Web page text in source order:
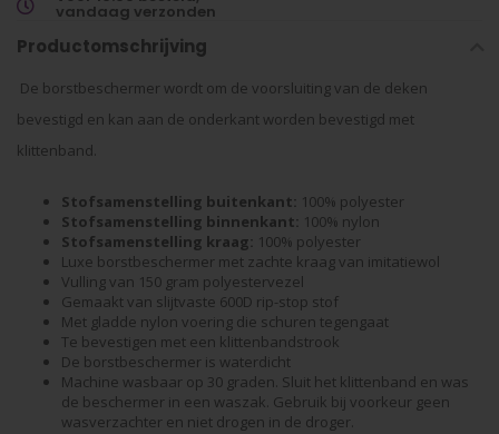
vandaag verzonden
Productomschrijving
De borstbeschermer wordt om de voorsluiting van de deken
bevestigd en kan aan de onderkant worden bevestigd met
klittenband.
Stofsamenstelling buitenkant: 100% polyester
Stofsamenstelling binnenkant: 100% nylon
Stofsamenstelling kraag: 100% polyester
Luxe borstbeschermer met zachte kraag van imitatiewol
Vulling van 150 gram polyestervezel
Gemaakt van slijtvaste 600D rip-stop stof
Met gladde nylon voering die schuren tegengaat
Te bevestigen met een klittenbandstrook
De borstbeschermer is waterdicht
Machine wasbaar op 30 graden. Sluit het klittenband en was
de beschermer in een waszak. Gebruik bij voorkeur geen
wasverzachter en niet drogen in de droger.